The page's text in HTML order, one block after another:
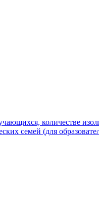
количестве
семей (для